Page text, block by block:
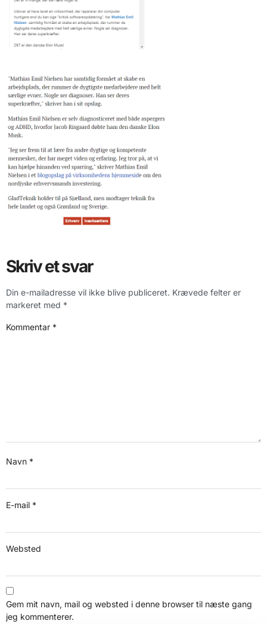
Skriv et svar
Din e-mailadresse vil ikke blive publiceret. Krævede felter er
markeret med *
Kommentar *
Navn *
E-mail *
Websted
Gem mit navn, mail og websted i denne browser til næste gang
jeg kommenterer.